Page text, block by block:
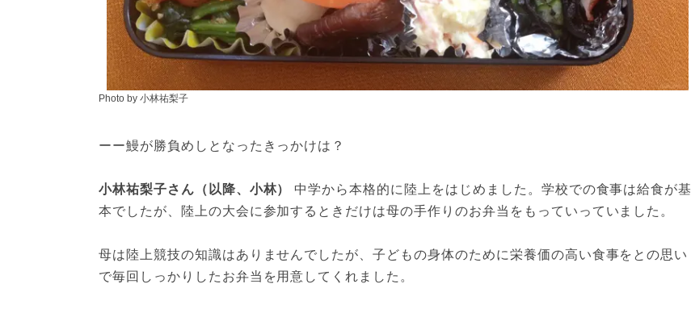
Photo by 小林祐梨子
ーー鰻が勝負めしとなったきっかけは？
小林祐梨子さん（以降、小林） 中学から本格的に陸上をはじめました。学校での食事は給食が基
本でしたが、陸上の大会に参加するときだけは母の手作りのお弁当をもっていっていました。
母は陸上競技の知識はありませんでしたが、子どもの身体のために栄養価の高い食事をとの思い
で毎回しっかりしたお弁当を用意してくれました。